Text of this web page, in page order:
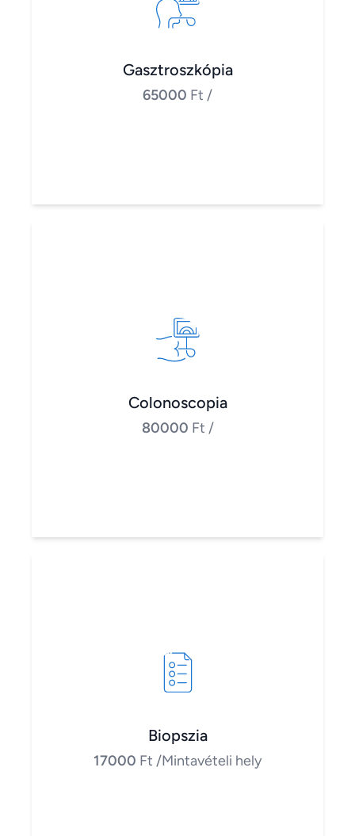
Gasztroszkópia
65000 Ft /
Colonoscopia
80000 Ft /
Biopszia
17000 Ft /Mintavételi hely